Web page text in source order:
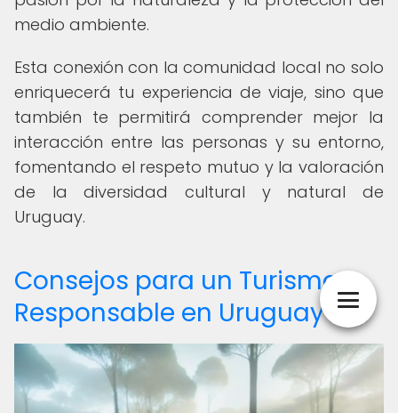
medio ambiente.
Esta conexión con la comunidad local no solo
enriquecerá tu experiencia de viaje, sino que
también te permitirá comprender mejor la
interacción entre las personas y su entorno,
fomentando el respeto mutuo y la valoración
de la diversidad cultural y natural de
Uruguay.
Consejos para un Turismo
Responsable en Uruguay